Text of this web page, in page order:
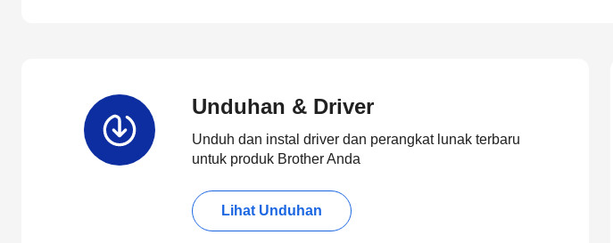
Unduhan & Driver
Unduh dan instal driver dan perangkat lunak terbaru
untuk produk Brother Anda
Lihat Unduhan